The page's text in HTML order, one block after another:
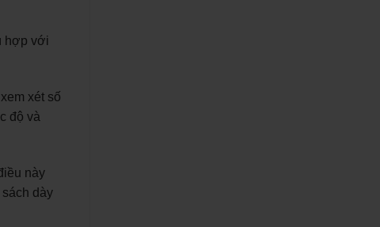
hợp với
xét số
độ và
này
dày